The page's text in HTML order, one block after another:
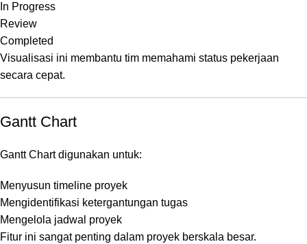
In Progress
Review
Completed
Visualisasi ini membantu tim memahami status pekerjaan
secara cepat.
Gantt Chart
Gantt Chart digunakan untuk:
Menyusun timeline proyek
Mengidentifikasi ketergantungan tugas
Mengelola jadwal proyek
Fitur ini sangat penting dalam proyek berskala besar.